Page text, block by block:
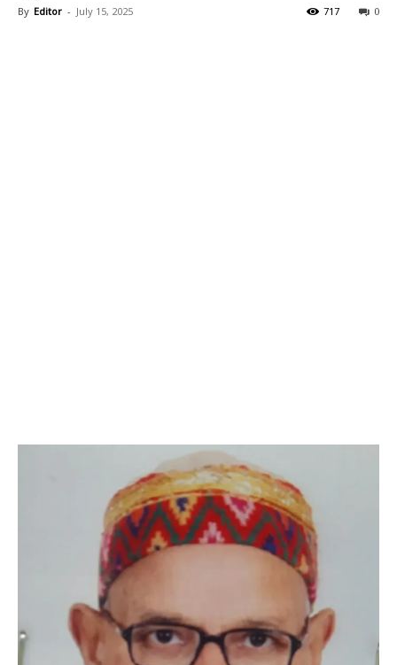
By Editor - July 15, 2025 0
717